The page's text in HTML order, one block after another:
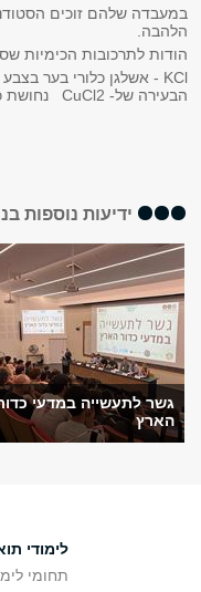
במעבדה שלהם זוכים
הלהבה.
הודות לתרכובות הכימיות
הבעירה של- CuCl2 נחושת כלורידית.
ידיעות נוספות
גשר לתעשייה במדעי
הארץ
לימודי
תחומי